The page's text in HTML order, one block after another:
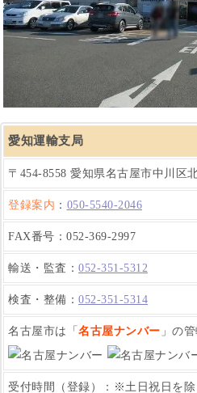
愛知運輸支局
〒454-8558 愛知県名古屋市中川区
登録案内 ： 050-5540-2046
FAX番号：052-369-2997
輸送・監査： 052-351-5312
検査・整備： 052-351-5314
名古屋市は「 名古屋ナンバー 」の
受付時間（登録）：※土日祝日を除